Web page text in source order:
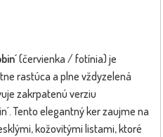
(červienka / fotínia) je
rastúca a plne vždyzelená
zakrpatenú verziu
Tento elegantný ker zaujme na
kožovitými listami, ktoré